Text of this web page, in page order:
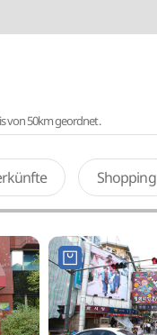
von 50km geordnet.
Shopping